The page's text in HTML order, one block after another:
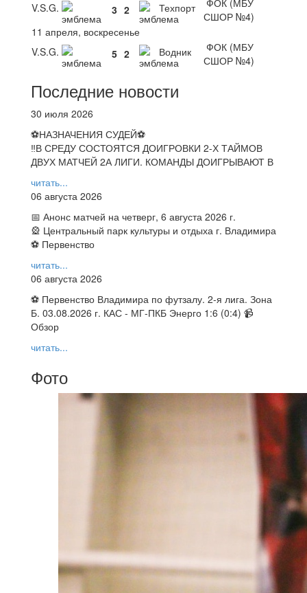
V.S.G. 3 2 Техпорт
СШОР №4)
11 апреля, воскресенье
V.S.G.
5 2 Водник
ФОК (МБУ
СШОР №4)
Последние новости
30 июля 2026
⚽НАЗНАЧЕНИЯ СУДЕЙ⚽
‼В СРЕДУ СОСТОЯТСЯ ДОИГРОВКИ 2-Х ТАЙМОВ
ДВУХ МАТЧЕЙ 2А ЛИГИ. КОМАНДЫ ДОИГРЫВАЮТ В
читать...
06 августа 2026
📅 Анонс матчей на четверг, 6 августа 2026 г.
🎡 Центральный парк культуры и отдыха г. Владимира
⚽ Первенство
читать...
06 августа 2026
⚽ Первенство Владимира по футзалу. 2-я лига. Зона
Б. 03.08.2026 г. КАС - МГ-ПКБ Энерго 1:6 (0:4) 📹
Обзор
читать...
Фото